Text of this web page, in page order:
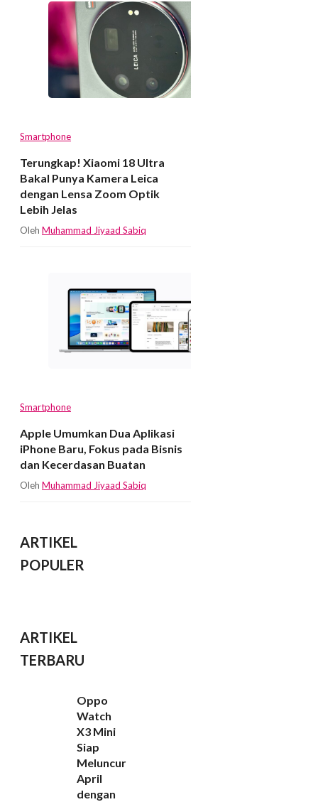
Smartphone
Terungkap! Xiaomi 18 Ultra
Bakal Punya Kamera Leica
dengan Lensa Zoom Optik
Lebih Jelas
Oleh Muhammad Jiyaad Sabiq
Smartphone
Apple Umumkan Dua Aplikasi
iPhone Baru, Fokus pada Bisnis
dan Kecerdasan Buatan
Oleh Muhammad Jiyaad Sabiq
ARTIKEL
POPULER
ARTIKEL
TERBARU
Oppo
Watch
X3 Mini
Siap
Meluncur
April
dengan